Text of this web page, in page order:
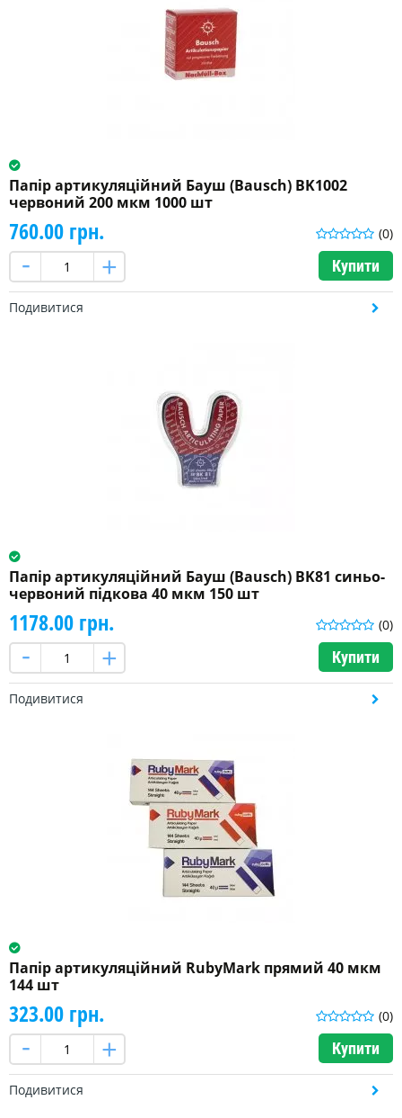
Папір артикуляційний Бауш (Bausch) BK1002
червоний 200 мкм 1000 шт
(0)
760.00 грн.
Купити
Подивитися
Папір артикуляційний Бауш (Bausch) BK81 синьо-
червоний підкова 40 мкм 150 шт
(0)
1178.00 грн.
Купити
Подивитися
Папір артикуляційний RubyMark прямий 40 мкм
144 шт
(0)
323.00 грн.
Купити
Подивитися